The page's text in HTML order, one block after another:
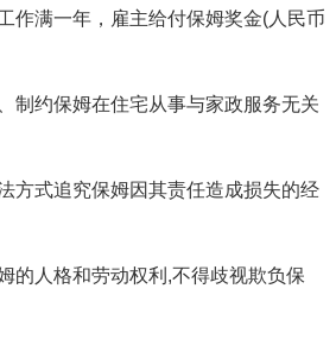
作满一年，雇主给付保姆奖金(人民币
制约保姆在住宅从事与家政服务无关
方式追究保姆因其责任造成损失的经
的人格和劳动权利,不得歧视欺负保